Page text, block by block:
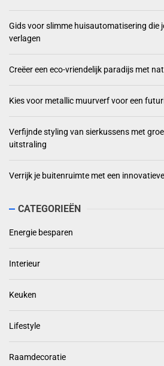
Gids voor slimme huisautomatisering die
verlagen
Creëer een eco-vriendelijk paradijs met
Kies voor metallic muurverf voor een
Verfijnde styling van sierkussens met
uitstraling
Verrijk je buitenruimte met een
CATEGORIEËN
Energie besparen
Interieur
Keuken
Lifestyle
Raamdecoratie